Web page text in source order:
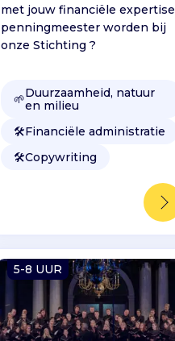
met jouw financiële expertise
penningmeester worden bij
onze Stichting ?
🌱Duurzaamheid, natuur
en milieu
🛠️Financiële administratie
🛠️Copywriting
5-8 UUR